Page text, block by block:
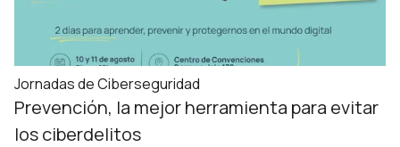
Jornadas de Ciberseguridad
Prevención, la mejor herramienta para evitar
los ciberdelitos